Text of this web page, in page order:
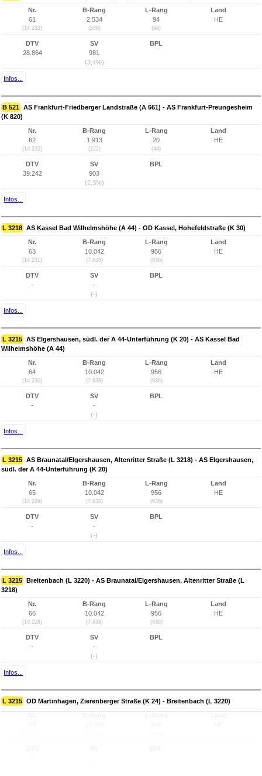
Nr.
61
(14.233)
B-Rang
2.534
(508)
L-Rang
94
(96)
Land
HE
DTV
28.864
SV
981
(3,4%)
BPL
Infos...
B 521 AS Frankfurt-Friedberger Landstraße (A 661) - AS Frankfurt-Preungesheim
(K 820)
Nr.
62
(14.232)
B-Rang
1.913
(222)
L-Rang
20
(44)
Land
HE
DTV
39.242
SV
903
(2,3%)
BPL
Infos...
L 3218 AS Kassel Bad Wilhelmshöhe (A 44) - OD Kassel, Hohefeldstraße (K 30)
Nr.
63
(14.231)
B-Rang
10.042
(7.638)
L-Rang
956
(936)
Land
HE
DTV
-
SV
-
(-)
BPL
Infos...
L 3215 AS Elgershausen, südl. der A 44-Unterführung (K 20) - AS Kassel Bad
Wilhelmshöhe (A 44)
Nr.
64
(14.230)
B-Rang
10.042
(7.638)
L-Rang
956
(936)
Land
HE
DTV
-
SV
-
(-)
BPL
Infos...
L 3215 AS Braunatal/Elgershausen, Altenritter Straße (L 3218) - AS Elgershausen,
südl. der A 44-Unterführung (K 20)
Nr.
65
(14.229)
B-Rang
10.042
(7.638)
L-Rang
956
(936)
Land
HE
DTV
-
SV
-
(-)
BPL
Infos...
L 3215 Breitenbach (L 3220) - AS Braunatal/Elgershausen, Altenritter Straße (L
3218)
Nr.
66
(14.228)
B-Rang
10.042
(7.638)
L-Rang
956
(936)
Land
HE
DTV
-
SV
-
(-)
BPL
Infos...
L 3215 OD Martinhagen, Zierenberger Straße (K 24) - Breitenbach (L 3220)